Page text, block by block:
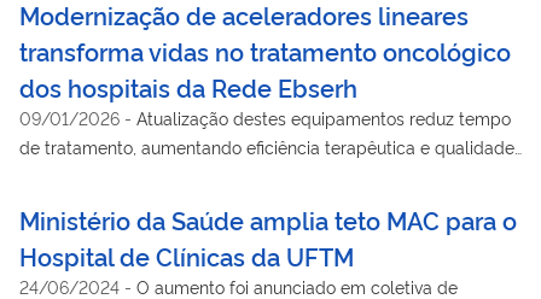
Modernização de aceleradores lineares
transforma vidas no tratamento oncológico
dos hospitais da Rede Ebserh
09/01/2026 - Atualização destes equipamentos reduz tempo
de tratamento, aumentando eficiência terapêutica e qualidade
Ministério da Saúde amplia teto MAC para o
Hospital de Clínicas da UFTM
24/06/2024 - O aumento foi anunciado em coletiva de